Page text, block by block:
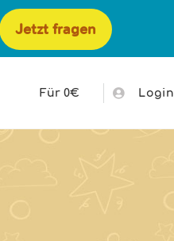
Jetzt fragen
Für 0€ Login